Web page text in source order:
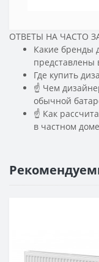
ОТВЕТЫ НА ЧАСТО
Какие бренды
представлены
Где купить
☝ Чем
обычной
☝ Как
в частном